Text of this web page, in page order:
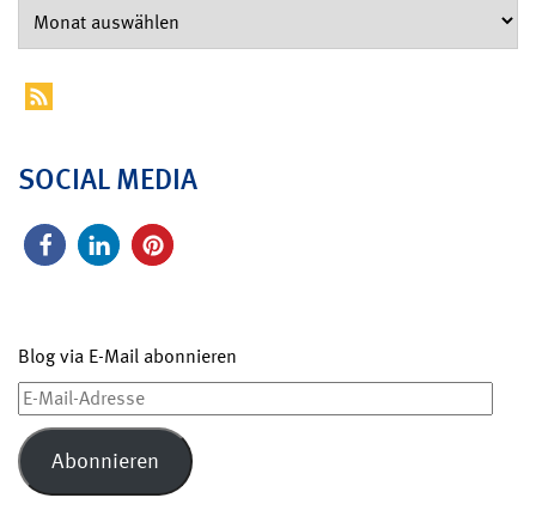
SOCIAL MEDIA
Blog via E-Mail abonnieren
E-
Mail-
Adresse
Abonnieren